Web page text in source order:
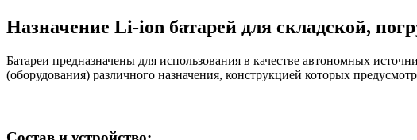
Назначение Li-ion батарей для складской,
Батареи предназначены для использования в качестве автономных
(оборудования) различного назначения, конструкцией которых